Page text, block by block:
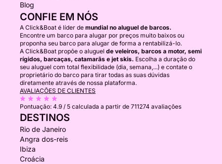
Blog
CONFIE EM NÓS
A Click&Boat é líder de mundial no aluguel de barcos.
Encontre um barco para alugar por preços muito baixos ou
proponha seu barco para alugar de forma a rentabilizá-lo.
A Click&Boat propõe o aluguel de veleiros, barcos a motor, semi
rígidos, barcaças, catamarãs e jet skis. Escolha a duração do
seu aluguel com total flexibilidade (dia, semana,...) e contate o
proprietário do barco para tirar todas as suas dúvidas
diretamente através de nossa plataforma.
AVALIAÇÕES DE CLIENTES
Pontuação: 4.9 / 5 calculada a partir de 711274 avaliações
DESTINOS
Rio de Janeiro
Angra dos-reis
Ibiza
Croácia